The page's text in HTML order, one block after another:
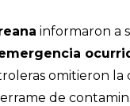
informaron a
omitieron la
de